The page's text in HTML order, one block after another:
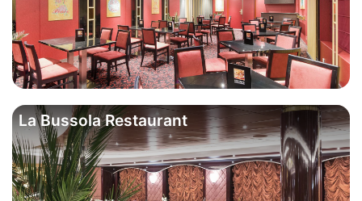
La Bussola Restaurant